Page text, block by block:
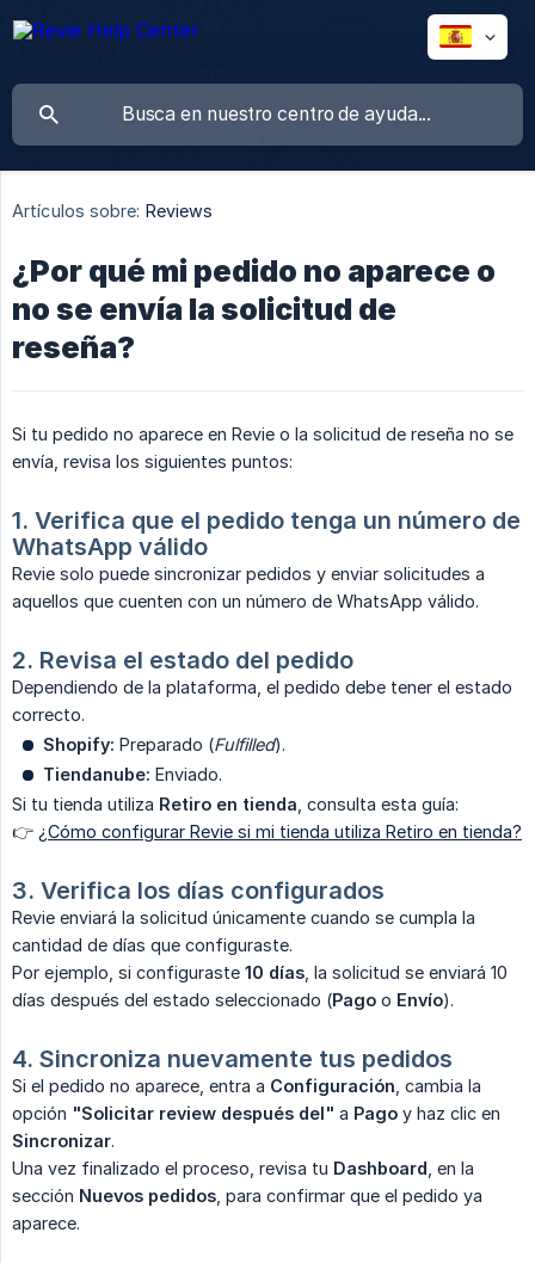
Artículos sobre: Reviews
¿Por qué mi pedido no aparece o
no se envía la solicitud de
reseña?
Si tu pedido no aparece en Revie o la solicitud de reseña no se
envía, revisa los siguientes puntos:
1. Verifica que el pedido tenga un número de
WhatsApp válido
Revie solo puede sincronizar pedidos y enviar solicitudes a
aquellos que cuenten con un número de WhatsApp válido.
2. Revisa el estado del pedido
Dependiendo de la plataforma, el pedido debe tener el estado
correcto.
Shopify: Preparado (Fulfilled).
Tiendanube: Enviado.
Si tu tienda utiliza Retiro en tienda , consulta esta guía:
👉 ¿Cómo configurar Revie si mi tienda utiliza Retiro en tienda?
3. Verifica los días configurados
Revie enviará la solicitud únicamente cuando se cumpla la
cantidad de días que configuraste.
Por ejemplo, si configuraste 10 días , la solicitud se enviará 10
días después del estado seleccionado (Pago o Envío).
4. Sincroniza nuevamente tus pedidos
Si el pedido no aparece, entra a Configuración , cambia la
opción "Solicitar review después del" a Pago y haz clic en
Sincronizar.
Una vez finalizado el proceso, revisa tu Dashboard , en la
sección Nuevos pedidos , para confirmar que el pedido ya
aparece.